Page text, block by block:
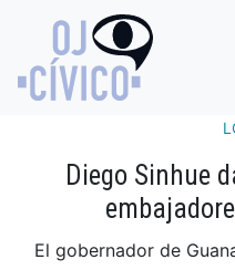
Diego Sinhue
El gobernador de